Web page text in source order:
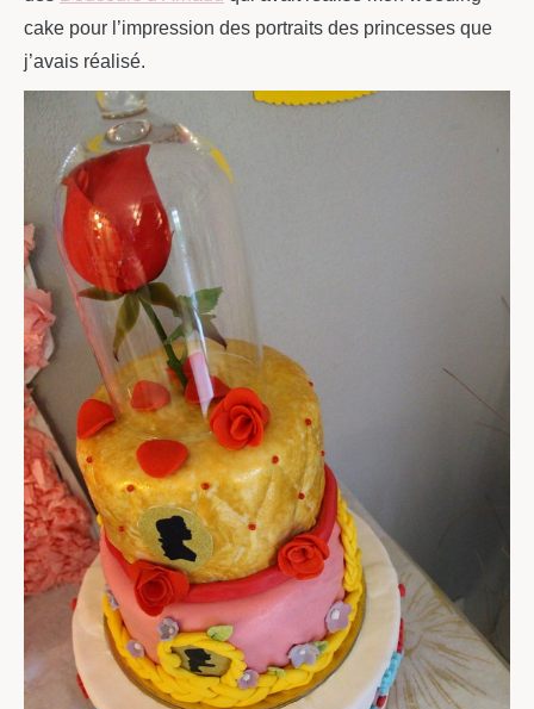
cake pour l’impression des portraits des princesses que
j’avais réalisé.